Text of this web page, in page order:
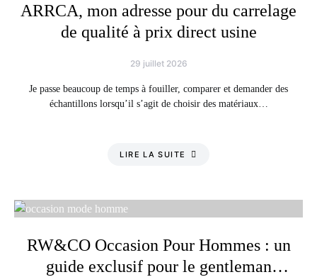
ARRCA, mon adresse pour du carrelage
de qualité à prix direct usine
29 juillet 2026
Je passe beaucoup de temps à fouiller, comparer et demander des
échantillons lorsqu’il s’agit de choisir des matériaux…
LIRE LA SUITE
RW&CO Occasion Pour Hommes : un
guide exclusif pour le gentleman